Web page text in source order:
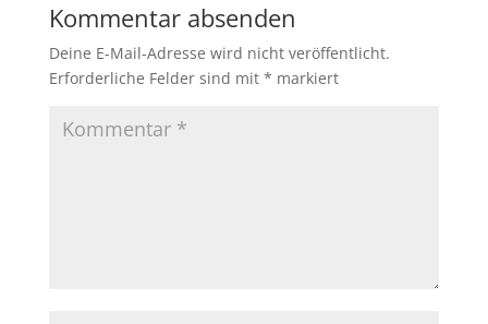
Kommentar absenden
Deine E-Mail-Adresse wird nicht veröffentlicht.
Erforderliche Felder sind mit * markiert